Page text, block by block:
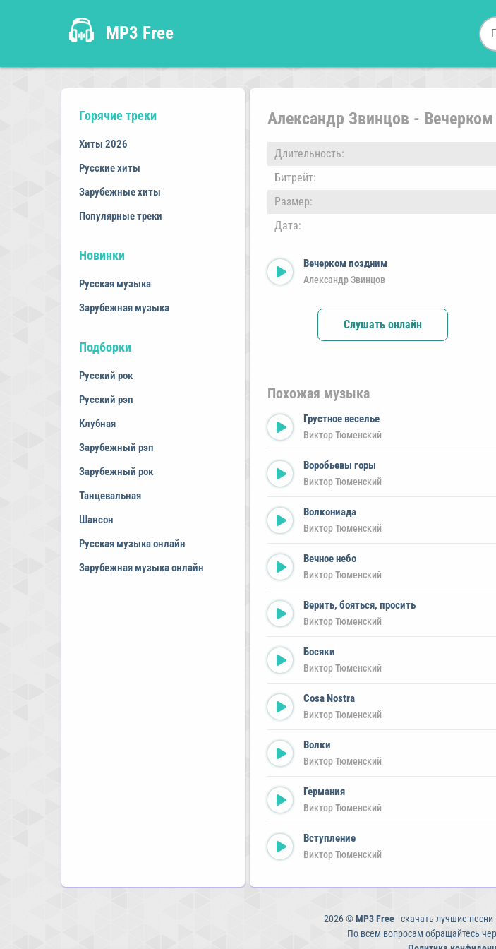
MP3 Free
Горячие треки
Хиты 2026
Русские хиты
Зарубежные хиты
Популярные треки
Новинки
Русская музыка
Зарубежная музыка
Подборки
Русский рок
Русский рэп
Клубная
Зарубежный рэп
Зарубежный рок
Танцевальная
Шансон
Русская музыка онлайн
Зарубежная музыка онлайн
Александр Звинцов -
Длительность:
Битрейт:
Размер:
Дата:
Вечерком поздним
Александр Звинцов
Слушать онлайн
Похожая музыка
Грустное веселье
Виктор Тюменский
Воробьевы горы
Виктор Тюменский
Волкониада
Виктор Тюменский
Вечное небо
Виктор Тюменский
Верить, бояться, просить
Виктор Тюменский
Босяки
Виктор Тюменский
Cosa Nostra
Виктор Тюменский
Волки
Виктор Тюменский
Германия
Виктор Тюменский
Вступление
Виктор Тюменский
2026 ©MP3 Free- скачать лучшие
По всем вопросам обращайтесь